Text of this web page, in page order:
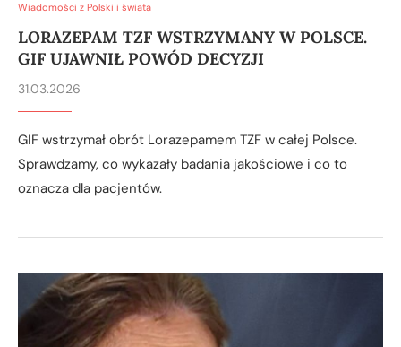
Wiadomości z Polski i świata
LORAZEPAM TZF WSTRZYMANY W POLSCE.
GIF UJAWNIŁ POWÓD DECYZJI
31.03.2026
GIF wstrzymał obrót Lorazepamem TZF w całej Polsce.
Sprawdzamy, co wykazały badania jakościowe i co to
oznacza dla pacjentów.